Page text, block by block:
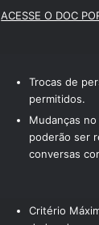
ACESSE O DOC
Trocas de
permitidos.
Mudanças
poderão ser
conversas
Critério